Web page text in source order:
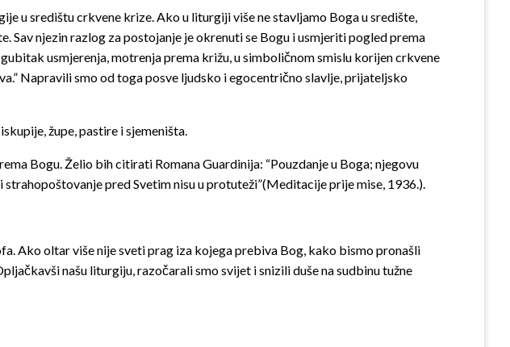
u središtu crkvene krize. Ako u liturgiji više ne stavljamo Boga u središte,
Sav njezin razlog za postojanje je okrenuti se Bogu i usmjeriti pogled prema
usmjerenja, motrenja prema križu, u simboličnom smislu korijen crkvene
Napravili smo od toga posve ljudsko i egocentrično slavlje, prijateljsko
župe, pastire i sjemeništa.
Bogu. Želio bih citirati Romana Guardinija: “Pouzdanje u Boga; njegovu
pred Svetim nisu u protuteži”(Meditacije prije mise, 1936.).
Ako oltar više nije sveti prag iza kojega prebiva Bog, kako bismo pronašli
našu liturgiju, razočarali smo svijet i snizili duše na sudbinu tužne